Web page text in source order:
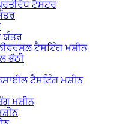
ਟੈਸਟਰ
ਯੰਤਰ
ਟੈਸਟਿੰਗ ਮਸ਼ੀਨ
ਭੱਠੀ
ਟੈਸਟਿੰਗ ਮਸ਼ੀਨ
ਮਸ਼ੀਨ